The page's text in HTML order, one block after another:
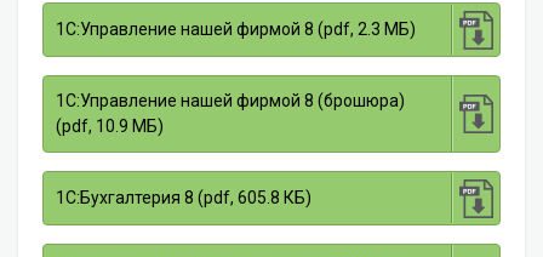
1С:Управление нашей фирмой 8 (pdf, 2.3 МБ)
1С:Управление нашей фирмой 8 (брошюра)
(pdf, 10.9 МБ)
1С:Бухгалтерия 8 (pdf, 605.8 КБ)